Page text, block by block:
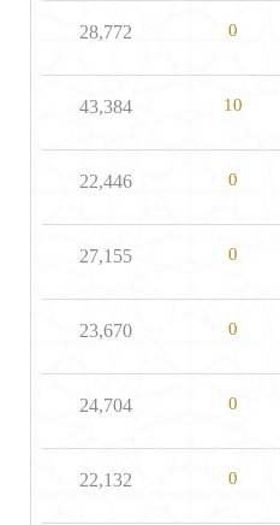
0
28,772
10
43,384
0
22,446
0
27,155
0
23,670
0
24,704
0
22,132